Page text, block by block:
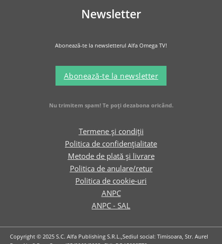
Newsletter
Abonează-te la newsletterul Alfa Omega TV!
Abonează-te la newsletter
Nu trimitem spam! Te poți dezabona oricând.
Termene și condiții
Politica de confidențialitate
Metode de plată și livrare
Politica de anulare/retur
Politica de cookie-uri
ANPC
ANPC - SAL
Copyright © 2025 S.C. Alfa Publishing S.R.L.,Sediul social: Timisoara, Str. Aurel